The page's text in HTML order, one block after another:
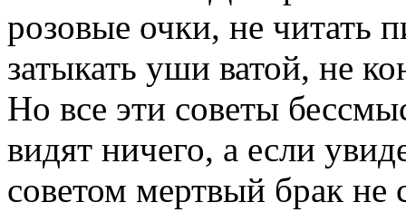
розовые очки, не читать
затыкать уши ватой, не
Но все эти советы
видят ничего, а если
советом мертвый брак не